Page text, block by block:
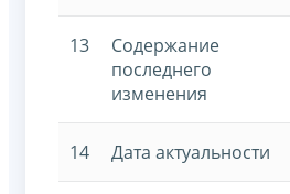
13
Содержание
последнего
изменения
14 Дата актуальности